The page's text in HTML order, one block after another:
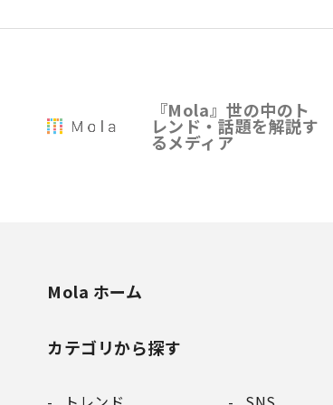
『Mola』世の中のト
レンド・話題を解説す
るメディア
Mola ホーム
カテゴリから探す